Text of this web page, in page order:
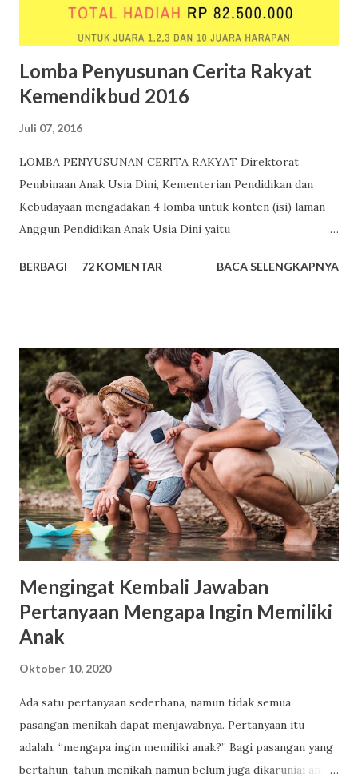
unik yang diberikan secara acak kepada setiap siswa di
Lomba Penyusunan Cerita Rakyat
Kemendikbud 2016
Juli 07, 2016
LOMBA PENYUSUNAN CERITA RAKYAT Direktorat
Pembinaan Anak Usia Dini, Kementerian Pendidikan dan
Kebudayaan mengadakan 4 lomba untuk konten (isi) laman
Anggun Pendidikan Anak Usia Dini yaitu
http://www.paud.kemdikbud.go.id . Salah satu lomba
Usia Dini” Ketentuan Lomba Penyusunan Cerita Rakyat
Cerita rakyat fokus pada pengembangan Nilai Agama dan
Moral dan Bahasa. Sasaran pengguna cerita rakyat adalah
Guru PAUD, Pengelola PAUD. Cerita rakyat dapat
berbentuk; (1) Fable (cerita binatang) (2) Legenda (asal-
usul terjadinya suatu tempat) (3) Sage (unsur sebuah
sejarah) (4) Epos (kepahlawanan) (5) Cerita jenaka. Cerita
disampaikan dalam bahasa Indonesia yang baik dan benar.
Panjang naskah berad...
BERBAGI 72 KOMENTAR BACA SELENGKAPNYA
Mengingat Kembali Jawaban
Pertanyaan Mengapa Ingin Memiliki
Anak
Oktober 10, 2020
Ada satu pertanyaan sederhana, namun tidak semua
pasangan menikah dapat menjawabnya. Pertanyaan itu
adalah, “mengapa ingin memiliki anak?” Bagi pasangan yang
bertahun-tahun menikah namun belum juga dikaruniai anak,